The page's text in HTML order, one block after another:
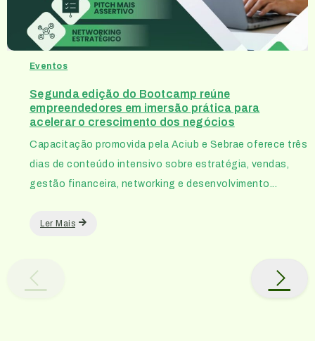
Eventos
Segunda edição do Bootcamp reúne
empreendedores em imersão prática para
acelerar o crescimento dos negócios
Capacitação promovida pela Aciub e Sebrae oferece três
dias de conteúdo intensivo sobre estratégia, vendas,
gestão financeira, networking e desenvolvimento...
Ler Mais